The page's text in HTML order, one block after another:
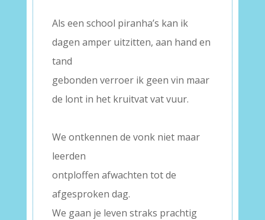
Als een school piranha’s kan ik
dagen amper uitzitten, aan hand en
tand
gebonden verroer ik geen vin maar
de lont in het kruitvat vat vuur.
We ontkennen de vonk niet maar
leerden
ontploffen afwachten tot de
afgesproken dag.
We gaan je leven straks prachtig